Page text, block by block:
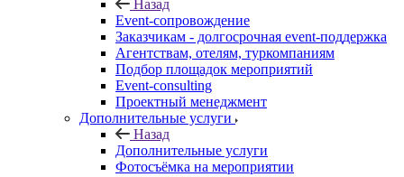
Назад
Event-сопровождение
Заказчикам - долгосрочная event-поддержка
Агентствам, отелям, туркомпаниям
Подбор площадок мероприятий
Event-consulting
Проектный менеджмент
Дополнительные услуги
Назад
Дополнительные услуги
Фотосъёмка на мероприятии